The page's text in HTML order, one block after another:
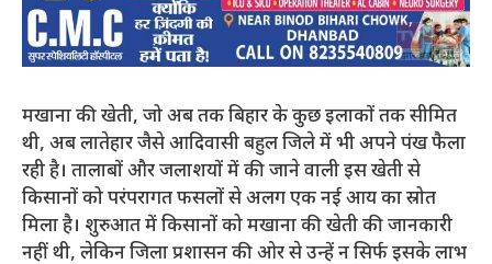
मखाना की खेती, जो अब तक बिहार के कुछ इलाकों तक सीमित
थी, अब लातेहार जैसे आदिवासी बहुल जिले में भी अपने पंख फैला
रही है। तालाबों और जलाशयों में की जाने वाली इस खेती से
किसानों को परंपरागत फसलों से अलग एक नई आय का स्रोत
मिला है। शुरुआत में किसानों को मखाना की खेती की जानकारी
नहीं थी, लेकिन जिला प्रशासन की ओर से उन्हें न सिर्फ इसके लाभ